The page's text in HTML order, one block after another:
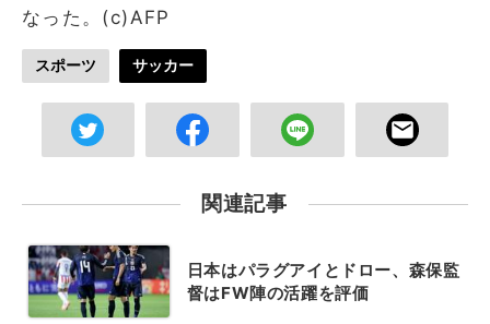
なった。(c)AFP
スポーツ サッカー
関連記事
日本はパラグアイとドロー、森保監
督はFW陣の活躍を評価